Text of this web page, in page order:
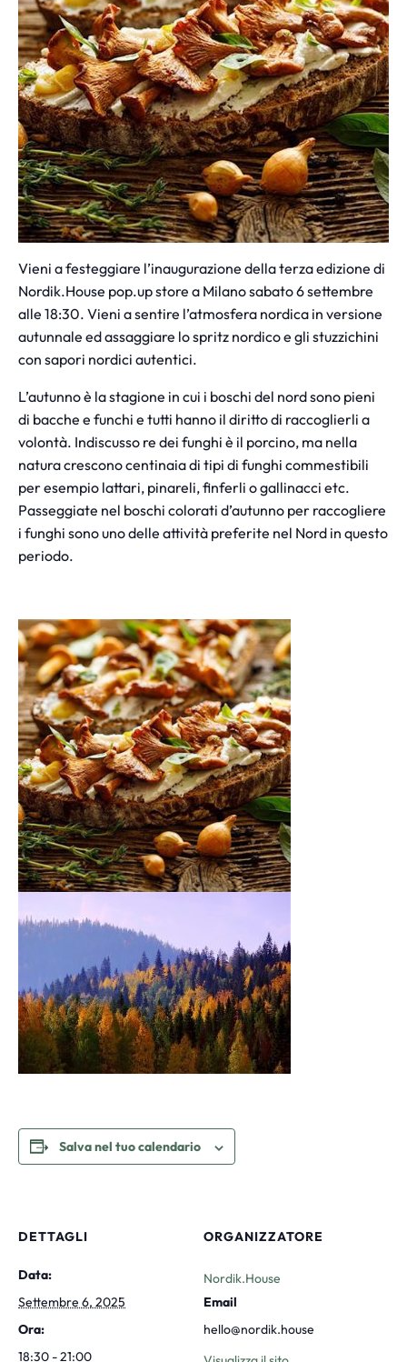
Vieni a festeggiare l’inaugurazione della terza edizione di
Nordik.House pop.up store a Milano sabato 6 settembre
alle 18:30. Vieni a sentire l’atmosfera nordica in versione
autunnale ed assaggiare lo spritz nordico e gli stuzzichini
con sapori nordici autentici.
L’autunno è la stagione in cui i boschi del nord sono pieni
di bacche e funchi e tutti hanno il diritto di raccoglierli a
volontà. Indiscusso re dei funghi è il porcino, ma nella
natura crescono centinaia di tipi di funghi commestibili
per esempio lattari, pinareli, finferli o gallinacci etc.
Passeggiate nel boschi colorati d’autunno per raccogliere
i funghi sono uno delle attività preferite nel Nord in questo
periodo.
Salva nel tuo calendario
DETTAGLI
Data:
Settembre 6, 2025
Ora:
18:30 - 21:00
ORGANIZZATORE
Nordik.House
Email
hello@nordik.house